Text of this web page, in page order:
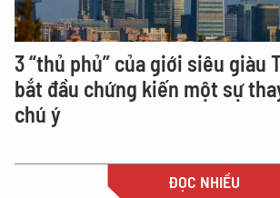
3 “thủ phủ” của giới siêu giàu
bắt đầu chứng kiến một sự
chú ý
ĐỌC NHIỀU